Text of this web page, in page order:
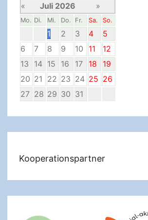
« Juli 2026 »
Mo. Di. Mi. Do. Fr. Sa. So.
1 2 3 4
5
6
7 8 9 10 11
12
13
14 15 16 17 18
19
20 21 22 23 24 25 26
27 28 29 30 31
Kooperationspartner